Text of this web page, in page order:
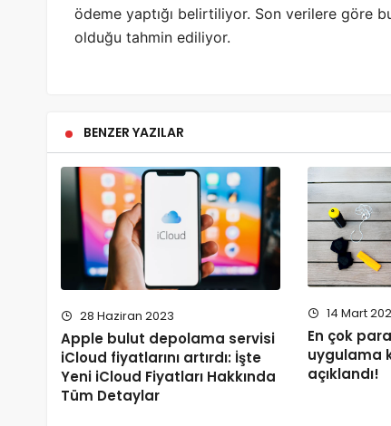
ödeme yaptığı belirtiliyor. Son verilere göre
olduğu tahmin ediliyor.
BENZER YAZILAR
28 Haziran 2023
Apple bulut depolama servisi
iCloud fiyatlarını artırdı: İşte
Yeni iCloud Fiyatları Hakkında
Tüm Detaylar
14 Mart
En çok
uygulama
açıklandı!